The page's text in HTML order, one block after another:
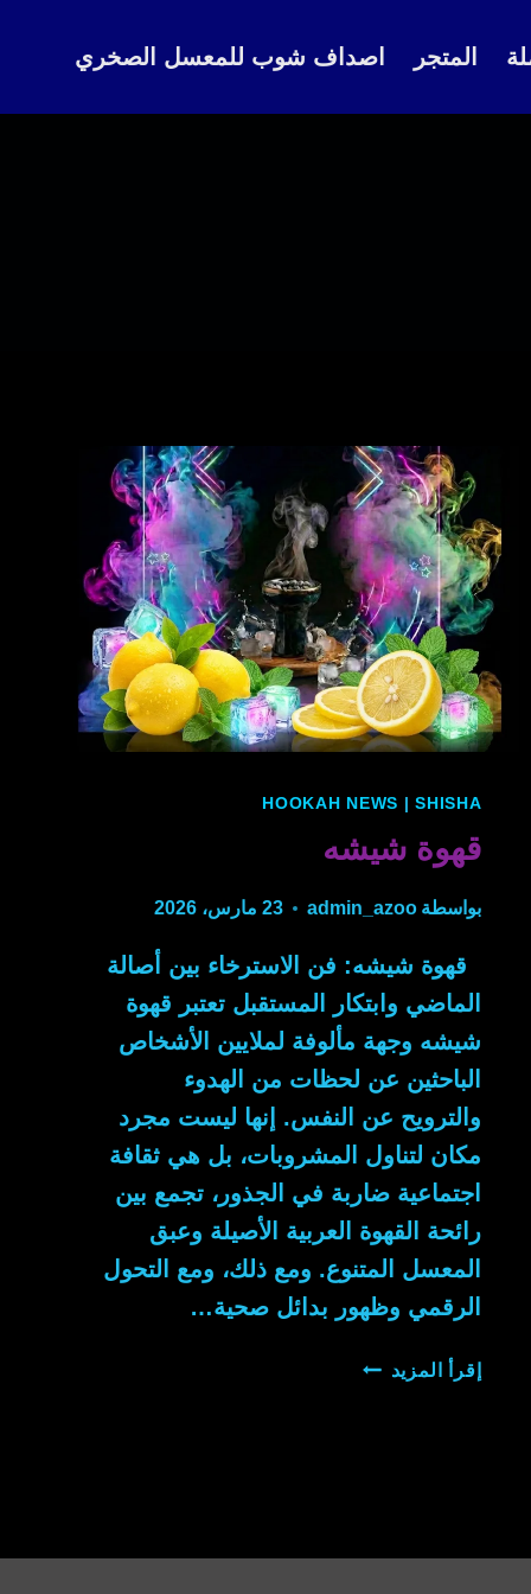
المتجر اصداف شوب للمعسل الصخري
HOOKAH NEWS |SHISHA
قهوة شيشه
بواسطة admin_azoo 23 مارس، 2026
قهوة شيشه: فن الاسترخاء بين أصالة
الماضي وابتكار المستقبل تعتبر قهوة
شيشه وجهة مألوفة لملايين الأشخاص
الباحثين عن لحظات من الهدوء
والترويح عن النفس. إنها ليست مجرد
مكان لتناول المشروبات، بل هي ثقافة
اجتماعية ضاربة في الجذور، تجمع بين
رائحة القهوة العربية الأصيلة وعبق
المعسل المتنوع. ومع ذلك، ومع التحول
الرقمي وظهور بدائل صحية…
إقرأ المزيد قهوة